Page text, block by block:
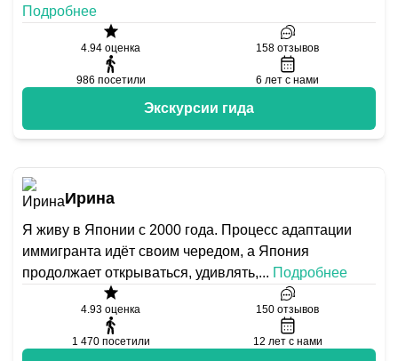
Подробнее
4.94 оценка 158 отзывов
986 посетили 6 лет с нами
Экскурсии гида
Ирина
Я живу в Японии с 2000 года. Процесс адаптации
иммигранта идёт своим чередом, а Япония
продолжает открываться, удивлять,... Подробнее
4.93 оценка 150 отзывов
1 470 посетили 12 лет с нами